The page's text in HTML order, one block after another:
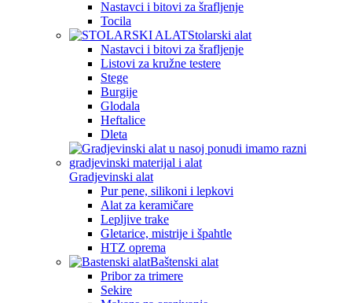
Nastavci i bitovi za šrafljenje
Tocila
Stolarski alat
Nastavci i bitovi za šrafljenje
Listovi za kružne testere
Stege
Burgije
Glodala
Heftalice
Dleta
Gradjevinski alat
Pur pene, silikoni i lepkovi
Alat za keramičare
Lepljive trake
Gletarice, mistrije i špahtle
HTZ oprema
Baštenski alat
Pribor za trimere
Sekire